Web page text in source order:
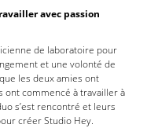
avec passion
de laboratoire pour
et une volonté de
les deux amies ont
commencé à travailler à
s’est rencontré et leurs
créer Studio Hey.